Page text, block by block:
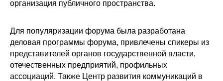
организация публичного пространства.
Для популяризации форума была разработана
деловая программы форума, привлечены спикеры из
представителей органов государственной власти,
отечественных предприятий, профильных
ассоциаций. Также Центр развития коммуникаций в